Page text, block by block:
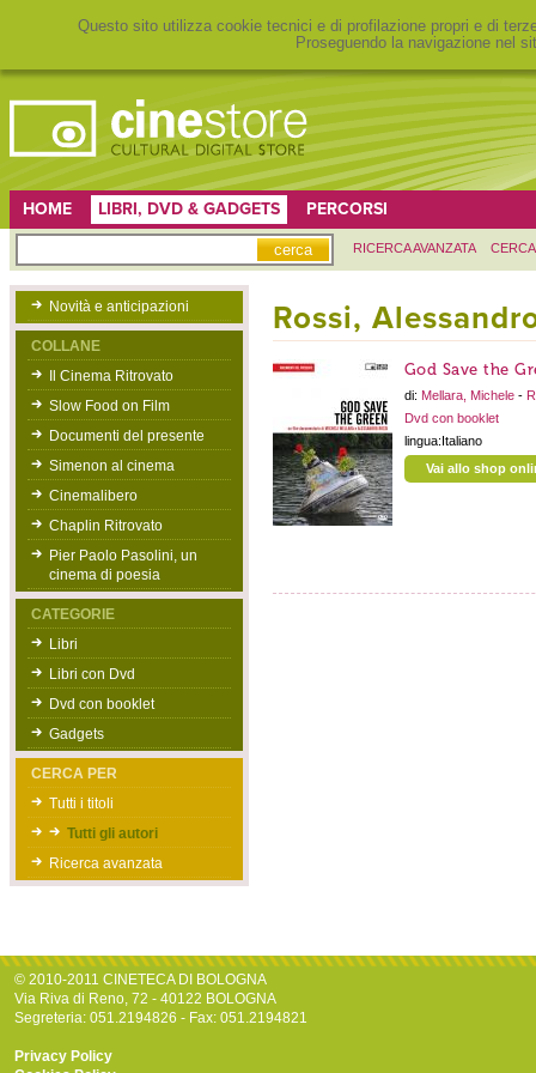
Questo sito utilizza cookie tecnici e di profilazione propri e di
Proseguendo la navigazione nel
HOME LIBRI, DVD & GADGETS PERCORSI
RICERCA AVANZATA
Novità e anticipazioni
COLLANE
Il Cinema Ritrovato
Slow Food on Film
Documenti del presente
Simenon al cinema
Cinemalibero
Chaplin Ritrovato
Pier Paolo Pasolini, un
cinema di poesia
CATEGORIE
Libri
Libri con Dvd
Dvd con booklet
Gadgets
CERCA PER
Tutti i titoli
Tutti gli autori
Ricerca avanzata
Rossi,
God Save the
di: Mellara, Michele -
Dvd con booklet
lingua:Italiano
Vai allo shop
© 2010-2011 CINETECA DI BOLOGNA
Via Riva di Reno, 72 - 40122 BOLOGNA
Segreteria: 051.2194826 - Fax: 051.2194821
Privacy Policy